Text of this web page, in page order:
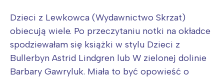
Dzieci z Lewkowca (Wydawnictwo Skrzat)
obiecują wiele. Po przeczytaniu notki na okładce
spodziewałam się książki w stylu Dzieci z
Bullerbyn Astrid Lindgren lub W zielonej dolinie
Barbary Gawryluk. Miała to być opowieść o